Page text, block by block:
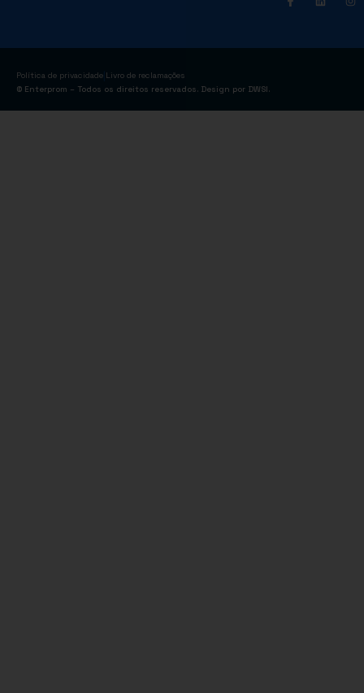
Política de privacidade Livro de reclamações
© Enterprom – Todos os direitos reservados. Design por DWSI.